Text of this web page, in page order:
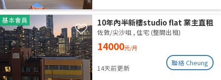
基本會員 10年內半新樓studio flat 業主直租
佐敦/尖沙咀 , 住宅 (整間出租)
14000元/月
14天前更新
聯絡 Cheung